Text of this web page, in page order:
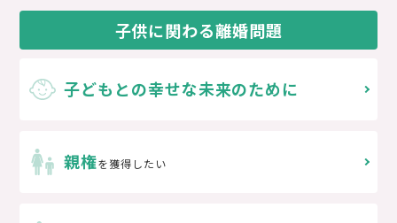
子供に関わる離婚問題
子どもとの幸せな未来のために
親権を獲得したい